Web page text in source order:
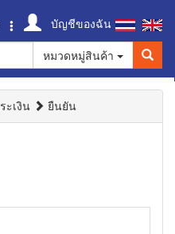
บัญชีของฉัน
หมวดหมู่สินค้า
ะเงิน ยืนยัน